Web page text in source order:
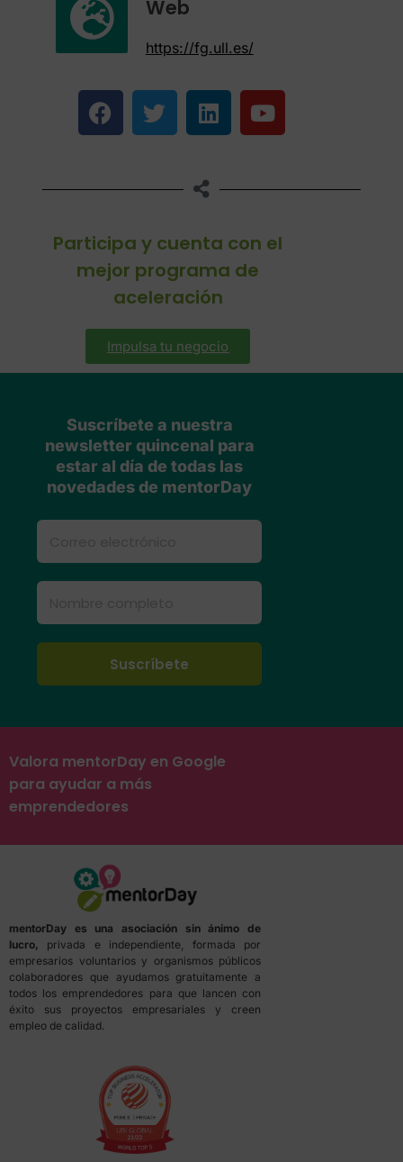
Web
https://fg.ull.es/
Participa y cuenta con el
mejor programa de
aceleración
Impulsa tu negocio
Suscríbete a nuestra
newsletter quincenal para
estar al día de todas las
novedades de mentorDay
Valora mentorDay en Google
para ayudar a más
emprendedores
mentorDay es una asociación sin ánimo de
lucro, privada e independiente, formada por
empresarios voluntarios y organismos públicos
colaboradores que ayudamos gratuitamente a
todos los emprendedores para que lancen con
éxito sus proyectos empresariales y creen
empleo de calidad.